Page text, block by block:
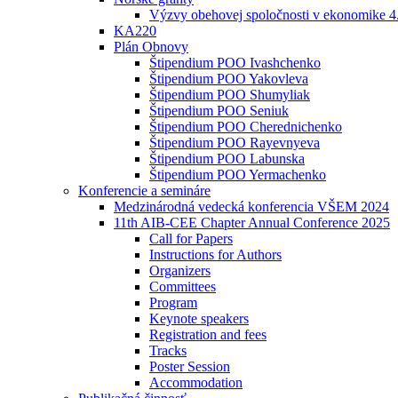
Výzvy obehovej spoločnosti v ekonomike
KA220
Plán Obnovy
Štipendium POO Ivashchenko
Štipendium POO Yakovleva
Štipendium POO Shumyliak
Štipendium POO Seniuk
Štipendium POO Cherednichenko
Štipendium POO Rayevnyeva
Štipendium POO Labunska
Štipendium POO Yermachenko
Konferencie a semináre
Medzinárodná vedecká konferencia VŠEM 2024
11th AIB-CEE Chapter Annual Conference 2025
Call for Papers
Instructions for Authors
Organizers
Committees
Program
Keynote speakers
Registration and fees
Tracks
Poster Session
Accommodation